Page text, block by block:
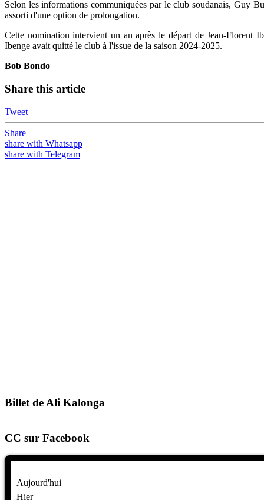
Selon les informations communiquées par le club soudanais, Guy
assorti d'une option de prolongation.
Cette nomination intervient un an après le départ de Jean-Florent
Ibenge avait quitté le club à l'issue de la saison 2024-2025.
Bob Bondo
Share this article
Tweet
Share
share with Whatsapp
share with Telegram
Billet de Ali Kalonga
CC sur Facebook
Aujourd'hui
Hier